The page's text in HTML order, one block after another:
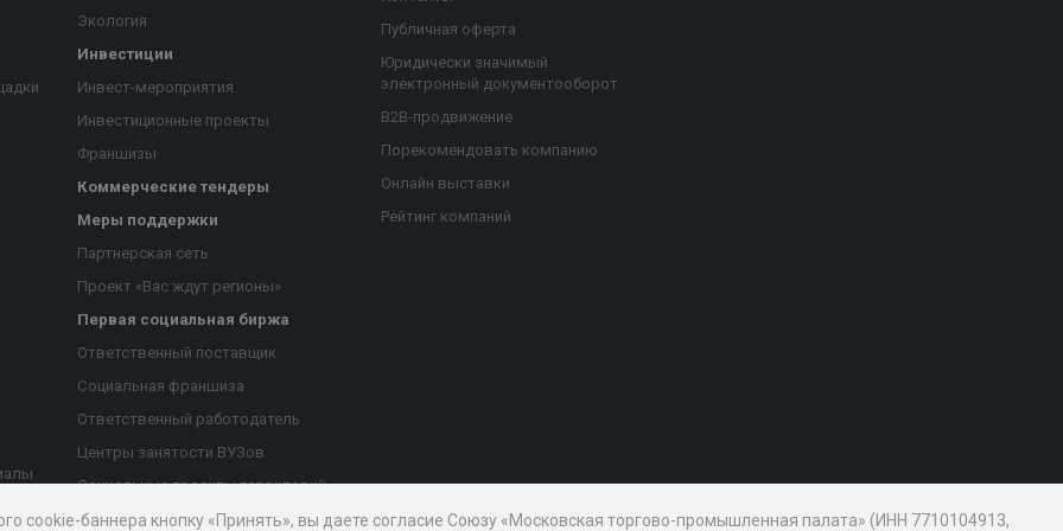
Экология
Инвестиции
Инвест-мероприятия
Инвестиционные проекты
Франшизы
Коммерческие тендеры
Меры поддержки
Партнерская сеть
Проект «Вас ждут регионы»
Первая социальная биржа
Ответственный поставщик
Социальная франшиза
Ответственный работодатель
Центры занятости ВУЗов
Социальные проекты территорий
Благотворительный проект
Публичная оферта
Юридически значимый
электронный документооборот
B2B-продвижение
Порекомендовать компанию
Онлайн выставки
Рейтинг компаний
cookie-баннера кнопку «Принять», вы даете согласие Союзу «Московская торгово-промышленная палата» (ИНН 7710104913,